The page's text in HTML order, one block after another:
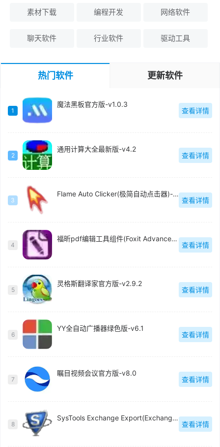
素材下载 编程开发 网络软件
聊天软件 行业软件 驱动工具
热门软件 更新软件
1
魔法黑板官方版-v1.0.3
查看详情
2
通用计算大全最新版-v4.2
查看详情
3
Flame Auto Clicker(极简自动点击器)-v1.0
查看详情
4
福昕pdf编辑工具组件(Foxit Advanced PDF Editor)中文版-v3.0.5
查看详情
5
灵格斯翻译家官方版-v2.9.2
查看详情
6
YY全自动广播器绿色版-v6.1
查看详情
7
瞩目视频会议官方版-v8.0
查看详情
8
SysTools Exchange Export(Exchange电子邮件迁移工具)官方版-v5.0
查看详情